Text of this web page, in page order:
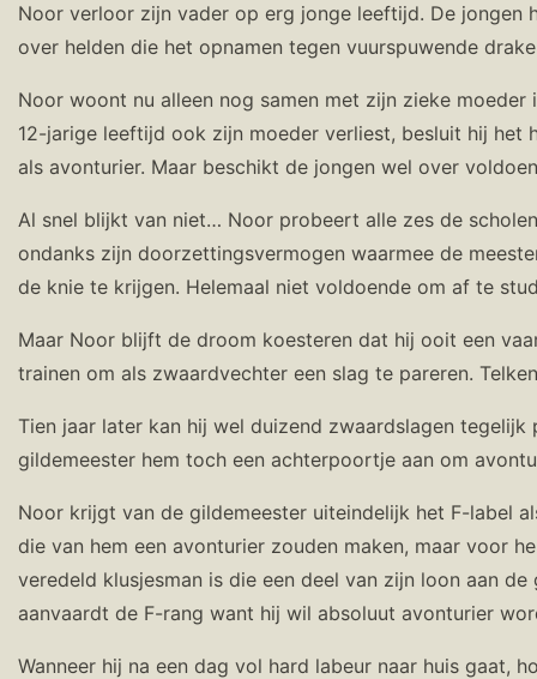
Noor verloor zijn vader op erg jonge leeftijd. De
over helden die het opnamen tegen vuurspuwende
Noor woont nu alleen nog samen met zijn zieke
12-jarige leeftijd ook zijn moeder verliest, besluit hij het
als avonturier. Maar beschikt de jongen wel over
Al snel blijkt van niet… Noor probeert alle zes de
ondanks zijn doorzettingsvermogen waarmee de
de knie te krijgen. Helemaal niet voldoende om af te
Maar Noor blijft de droom koesteren dat hij ooit een
trainen om als zwaardvechter een slag te pareren.
Tien jaar later kan hij wel duizend zwaardslagen
gildemeester hem toch een achterpoortje aan om
Noor krijgt van de gildemeester uiteindelijk het F-label
die van hem een avonturier zouden maken, maar voor
veredeld klusjesman is die een deel van zijn loon aan
aanvaardt de F-rang want hij wil absoluut avonturier
Wanneer hij na een dag vol hard labeur naar huis gaat,